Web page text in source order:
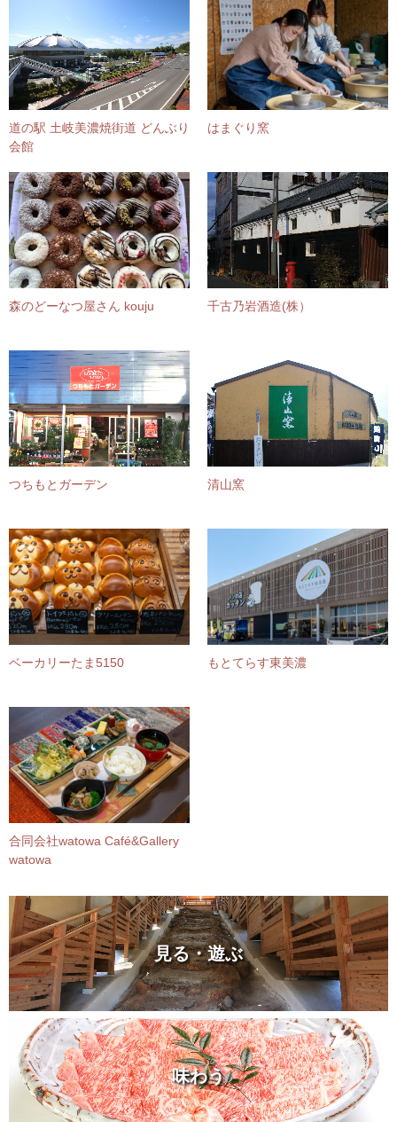
道の駅 土岐美濃焼街道 どんぶり
会館
はまぐり窯
森のどーなつ屋さん kouju 千古乃岩酒造(株）
つちもとガーデン 清山窯
ベーカリーたま5150 もとてらす東美濃
合同会社watowa Café&Gallery
watowa
見る・遊ぶ
味わう